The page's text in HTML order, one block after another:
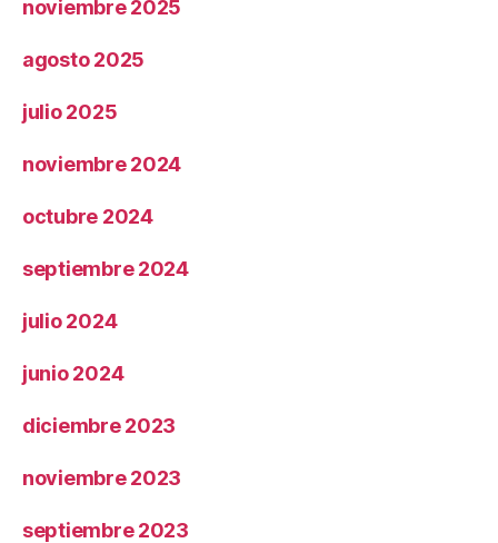
noviembre 2025
agosto 2025
julio 2025
noviembre 2024
octubre 2024
septiembre 2024
julio 2024
junio 2024
diciembre 2023
noviembre 2023
septiembre 2023